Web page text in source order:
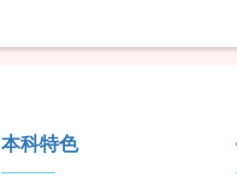
本科特色